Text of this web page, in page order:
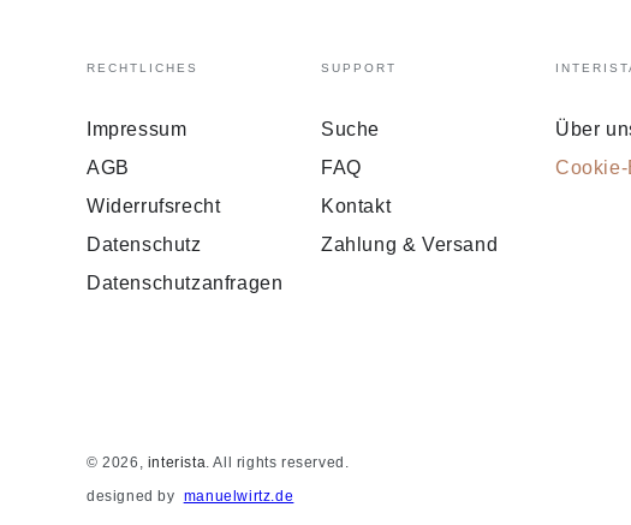
RECHTLICHES
Impressum
AGB
Widerrufsrecht
Datenschutz
Datenschutzanfragen
SUPPORT
Suche
FAQ
Kontakt
Zahlung & Versand
Über
© 2026, interista. All rights reserved.
designed by manuelwirtz.de